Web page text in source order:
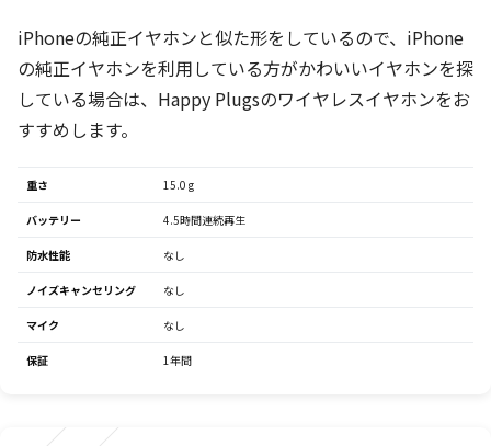
iPhoneの純正イヤホンと似た形をしているので、iPhone
の純正イヤホンを利用している方がかわいいイヤホンを探
している場合は、Happy Plugsのワイヤレスイヤホンをお
すすめします。
重さ 15.0 g
バッテリー 4.5時間連続再生
防水性能 なし
ノイズキャンセリング なし
マイク なし
保証 1年間